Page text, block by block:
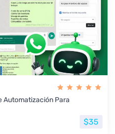
Automatización Para
$35